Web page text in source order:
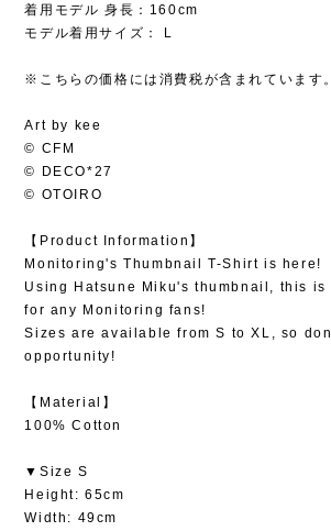
着用モデル 身長：160cm
モデル着用サイズ： L
※こちらの価格には消費税が含まれています。
Art by kee
© CFM
© DECO*27
© OTOIRO
【Product Information】
Monitoring's Thumbnail T-Shirt is here!
Using Hatsune Miku's thumbnail, this is
for any Monitoring fans!
Sizes are available from S to XL, so
opportunity!
【Material】
100% Cotton
▼Size S
Height: 65cm
Width: 49cm